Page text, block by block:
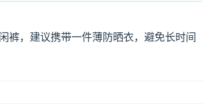
裤，建议携带一件薄防晒衣，避免长时间